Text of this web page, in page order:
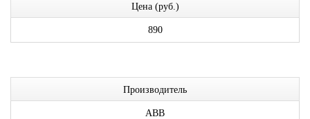
Цена (руб.)
890
Производитель
ABB